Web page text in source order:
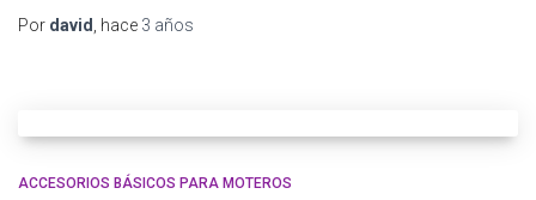
Por david , hace 3 años
ACCESORIOS BÁSICOS PARA MOTEROS